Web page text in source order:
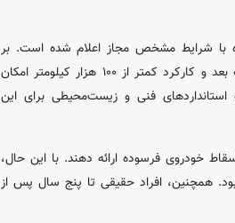
با شرایط مشخص مجاز اعلام شده است. بر
اساس این مصوبه، تنها خودروهایی با سال ساخت ۲۰۲۱ به بعد و کارکرد کمتر از ۱۰۰ هزار کیلومتر امکان
فنی و زیست‌محیطی برای این
خودروی فرسوده ارائه دهند. با این حال،
همچنین، افراد حقیقی تا پنج سال پس از